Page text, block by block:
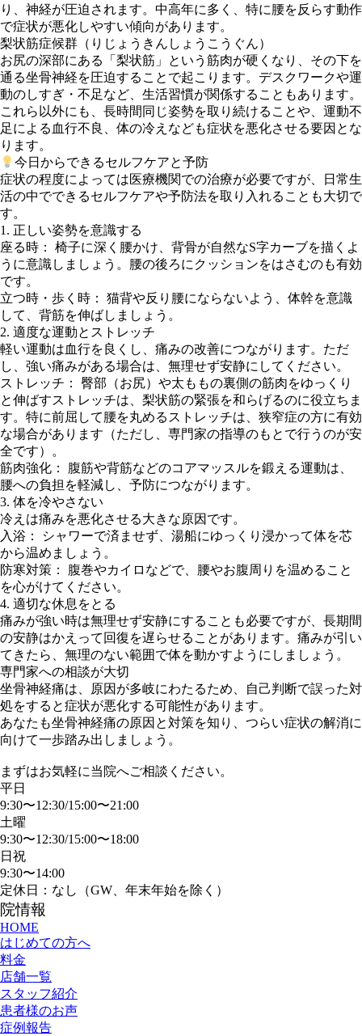
り、神経が圧迫されます。中高年に多く、特に腰を反らす動作
で症状が悪化しやすい傾向があります。
梨状筋症候群（りじょうきんしょうこうぐん）
お尻の深部にある「梨状筋」という筋肉が硬くなり、その下を
通る坐骨神経を圧迫することで起こります。デスクワークや運
動のしすぎ・不足など、生活習慣が関係することもあります。
これら以外にも、長時間同じ姿勢を取り続けることや、運動不
足による血行不良、体の冷えなども症状を悪化させる要因とな
ります。
今日からできるセルフケアと予防
症状の程度によっては医療機関での治療が必要ですが、日常生
活の中でできるセルフケアや予防法を取り入れることも大切で
す。
1. 正しい姿勢を意識する
座る時： 椅子に深く腰かけ、背骨が自然なS字カーブを描くよ
うに意識しましょう。腰の後ろにクッションをはさむのも有効
です。
立つ時・歩く時： 猫背や反り腰にならないよう、体幹を意識
して、背筋を伸ばしましょう。
2. 適度な運動とストレッチ
軽い運動は血行を良くし、痛みの改善につながります。ただ
し、強い痛みがある場合は、無理せず安静にしてください。
ストレッチ： 臀部（お尻）や太ももの裏側の筋肉をゆっくり
と伸ばすストレッチは、梨状筋の緊張を和らげるのに役立ちま
す。特に前屈して腰を丸めるストレッチは、狭窄症の方に有効
な場合があります（ただし、専門家の指導のもとで行うのが安
全です）。
筋肉強化： 腹筋や背筋などのコアマッスルを鍛える運動は、
腰への負担を軽減し、予防につながります。
3. 体を冷やさない
冷えは痛みを悪化させる大きな原因です。
入浴： シャワーで済ませず、湯船にゆっくり浸かって体を芯
から温めましょう。
防寒対策： 腹巻やカイロなどで、腰やお腹周りを温めること
を心がけてください。
4. 適切な休息をとる
痛みが強い時は無理せず安静にすることも必要ですが、長期間
の安静はかえって回復を遅らせることがあります。痛みが引い
てきたら、無理のない範囲で体を動かすようにしましょう。
専門家への相談が大切
坐骨神経痛は、原因が多岐にわたるため、自己判断で誤った対
処をすると症状が悪化する可能性があります。
あなたも坐骨神経痛の原因と対策を知り、つらい症状の解消に
向けて一歩踏み出しましょう。
まずはお気軽に当院へご相談ください。
平日
9:30〜12:30/15:00〜21:00
土曜
9:30〜12:30/15:00〜18:00
日祝
9:30〜14:00
定休日：なし（GW、年末年始を除く）
院情報
HOME
はじめての方へ
料金
店舗一覧
スタッフ紹介
患者様のお声
症例報告